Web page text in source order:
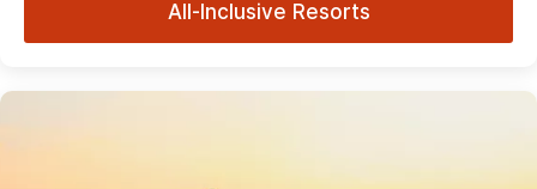
All-Inclusive Resorts